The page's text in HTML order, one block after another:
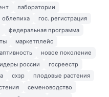
лаборатории
облепиха
гос. регистрация
федеральная программа
маркетплейс
новое поколение
россии
госреестр
схзр
плодовые растения
семеноводство